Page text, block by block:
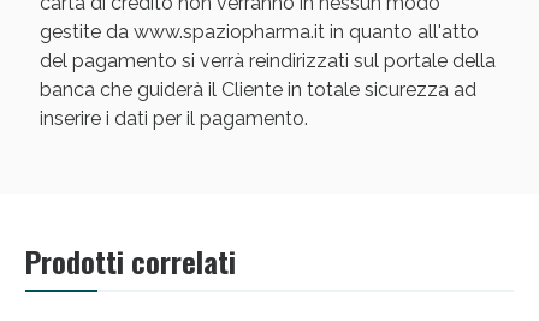
gestite da www.spaziopharma.it in quanto all'atto
del pagamento si verrà reindirizzati sul portale della
banca che guiderà il Cliente in totale sicurezza ad
inserire i dati per il pagamento.
Prodotti correlati